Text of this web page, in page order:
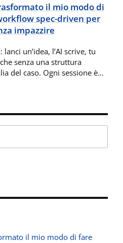
il mio modo di fare
il mio modo di
spec-driven per
impazzire
un’idea, l’AI scrive, tu
senza una struttura
del caso. Ogni sessione è…